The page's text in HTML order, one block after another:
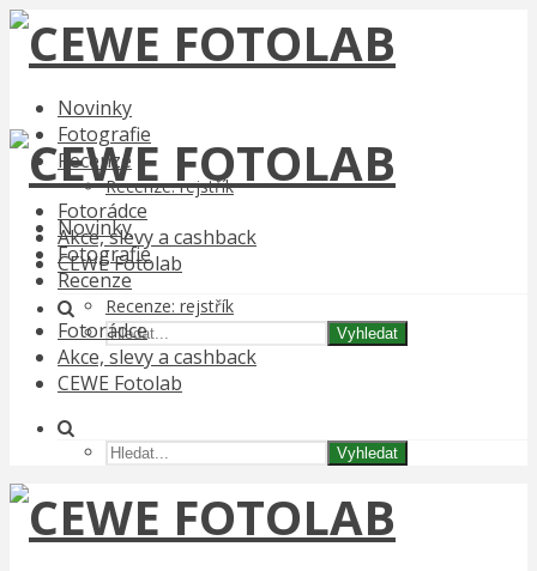
Novinky
Fotografie
Recenze
Recenze: rejstřík
Fotorádce
Akce, slevy a cashback
CEWE Fotolab
Vyhledat
Novinky
Fotografie
Recenze
Recenze: rejstřík
Fotorádce
Akce, slevy a cashback
CEWE Fotolab
Vyhledat